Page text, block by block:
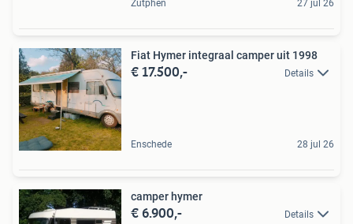
Zutphen 27 jul 26
Fiat Hymer integraal camper uit 1998
€ 17.500,- Details
Enschede 28 jul 26
camper hymer
€ 6.900,- Details